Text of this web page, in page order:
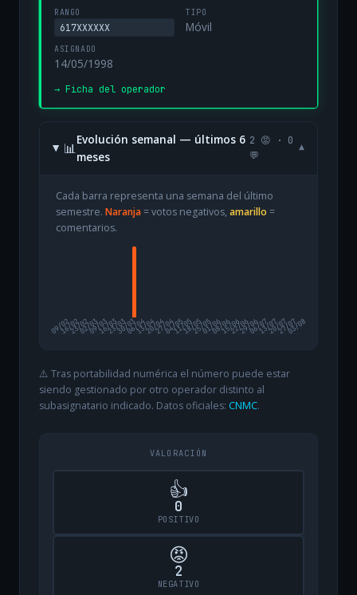
RANGO
617XXXXXX
TIPO
Móvil
ASIGNADO
14/05/1998
→ Ficha del operador
📊
Evolución semanal — últimos 6
meses
2 😡 · 0
💬
▾
Cada barra representa una semana del último
semestre. Naranja= votos negativos, amarillo =
comentarios.
09/02
16/0223/0202/0309/0316/0323/0330/0306/0413/0420/0427/0404/0511/0518/0525/0501/0608/0615/0622/0629/0606/0713/0720/0727/07
03/08
⚠️ Tras portabilidad numérica el número puede estar
siendo gestionado por otro operador distinto al
subasignatario indicado. Datos oficiales: CNMC.
VALORACIÓN
👍
0
POSITIVO
😡
2
NEGATIVO